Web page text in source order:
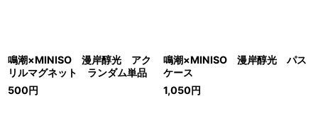
鳴潮×MINISO 漫岸醇光 アク
リルマグネット ランダム単品
500円
鳴潮×MINISO 漫岸醇光 パス
ケース
1,050円